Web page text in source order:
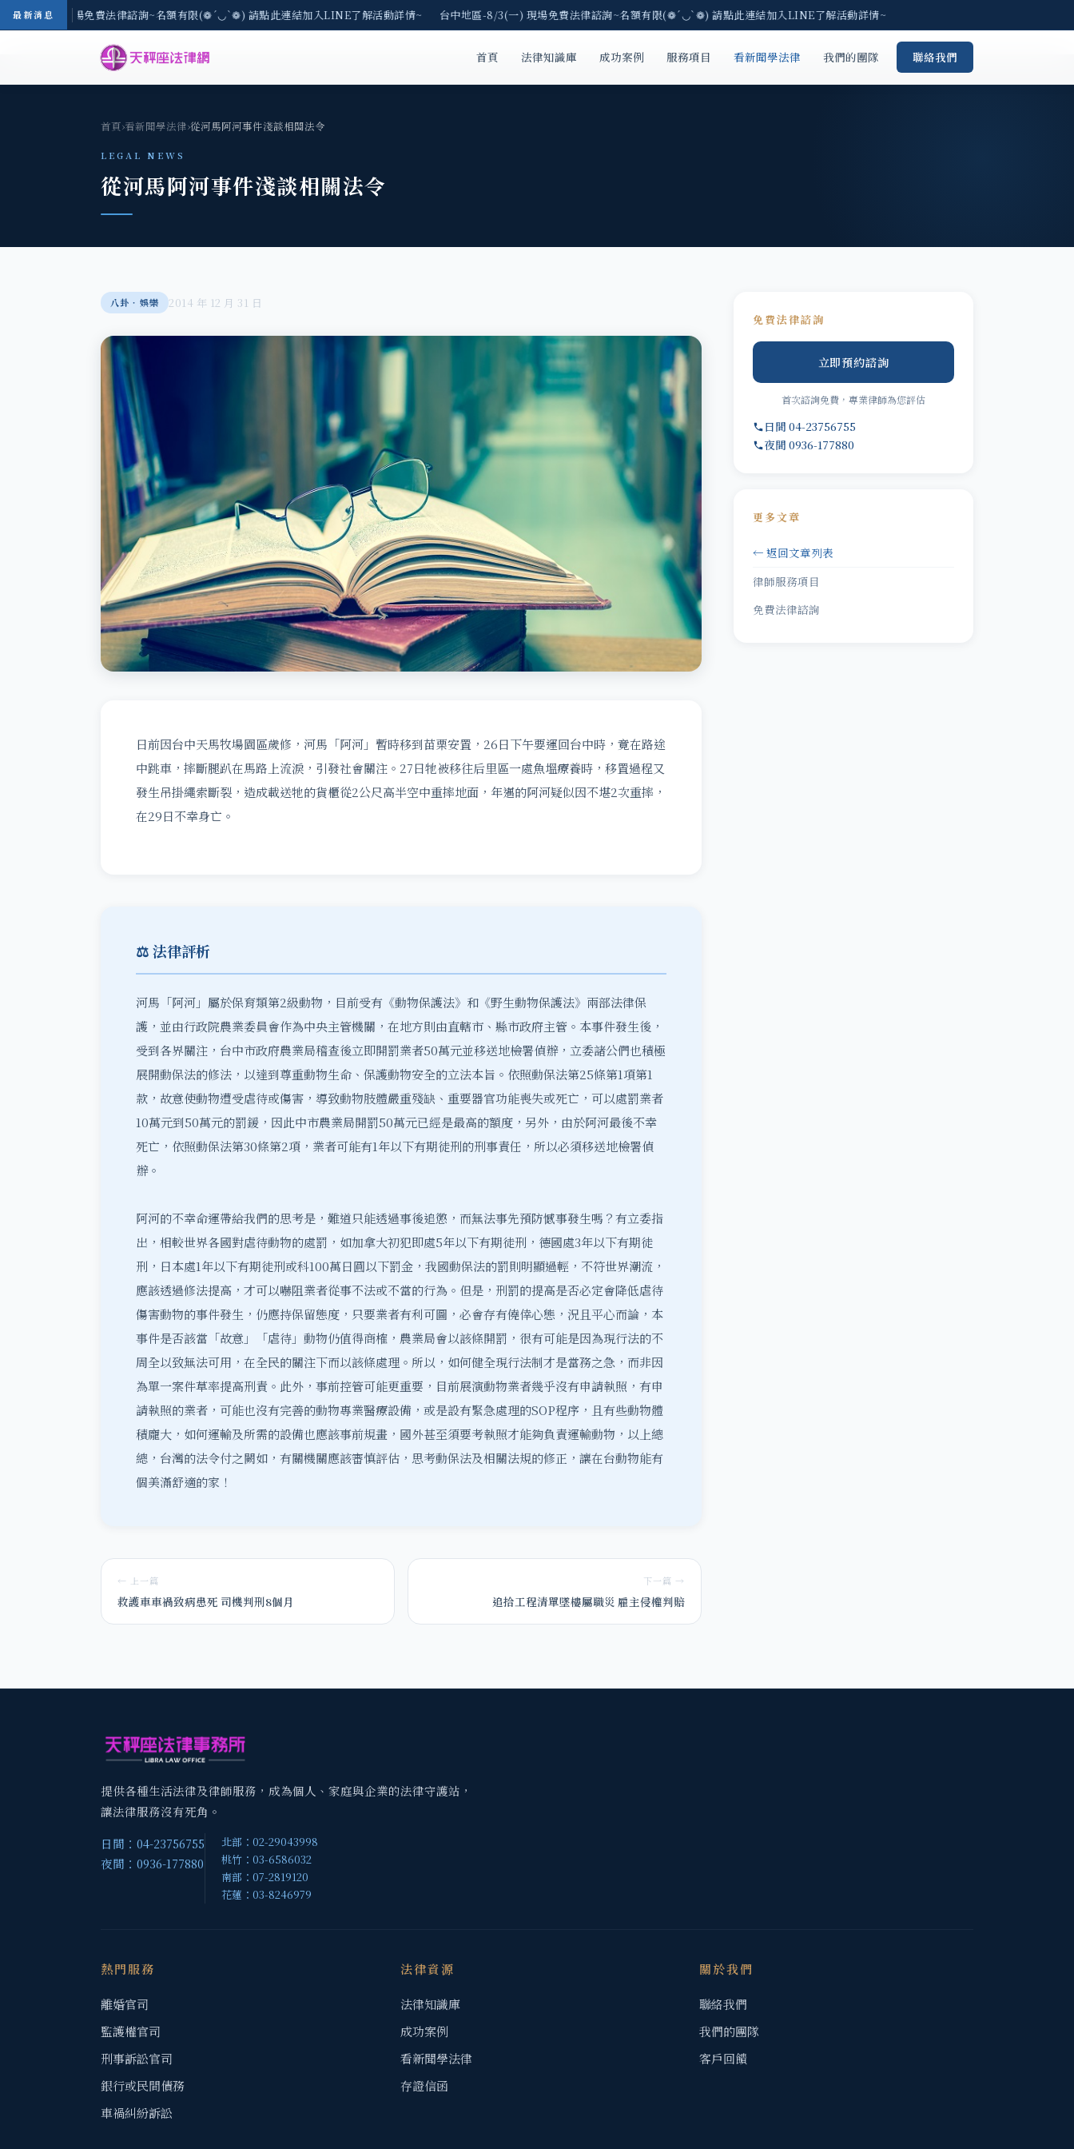
最新消息
-8/3(一) 現場免費法律諮詢~名額有限(❁´◡`❁) 請點此連結加入LINE了解活動詳情~ 台中地區-8/3(一) 現場免費法律諮詢~名額有限(❁´◡`❁) 請點此連結加入LINE了解活動詳情~
首頁 法律知識庫 成功案例 服務項目 看新聞學法律 我們的團隊 聯絡我們
首頁›看新聞學法律›從河馬阿河事件淺談相關法令
LEGAL NEWS
從河馬阿河事件淺談相關法令
八卦‧娛樂 2014 年 12 月 31 日
日前因台中天馬牧場園區歲修，河馬「阿河」暫時移到苗栗安置，26日下午要運回台中時，竟在路途
中跳車，摔斷腿趴在馬路上流淚，引發社會關注。27日牠被移往后里區一處魚塭療養時，移置過程又
發生吊掛繩索斷裂，造成載送牠的貨櫃從2公尺高半空中重摔地面，年邁的阿河疑似因不堪2次重摔，
在29日不幸身亡。
⚖️ 法律評析
河馬「阿河」屬於保育類第2級動物，目前受有《動物保護法》和《野生動物保護法》兩部法律保
護，並由行政院農業委員會作為中央主管機關，在地方則由直轄市、縣市政府主管。本事件發生後，
受到各界關注，台中市政府農業局稽查後立即開罰業者50萬元並移送地檢署偵辦，立委諸公們也積極
展開動保法的修法，以達到尊重動物生命、保護動物安全的立法本旨。依照動保法第25條第1項第1
款，故意使動物遭受虐待或傷害，導致動物肢體嚴重殘缺、重要器官功能喪失或死亡，可以處罰業者
10萬元到50萬元的罰鍰，因此中市農業局開罰50萬元已經是最高的額度，另外，由於阿河最後不幸
死亡，依照動保法第30條第2項，業者可能有1年以下有期徒刑的刑事責任，所以必須移送地檢署偵
辦。
阿河的不幸命運帶給我們的思考是，難道只能透過事後追懲，而無法事先預防憾事發生嗎？有立委指
出，相較世界各國對虐待動物的處罰，如加拿大初犯即處5年以下有期徒刑，德國處3年以下有期徒
刑，日本處1年以下有期徒刑或科100萬日圓以下罰金，我國動保法的罰則明顯過輕，不符世界潮流，
應該透過修法提高，才可以嚇阻業者從事不法或不當的行為。但是，刑罰的提高是否必定會降低虐待
傷害動物的事件發生，仍應持保留態度，只要業者有利可圖，必會存有僥倖心態，況且平心而論，本
事件是否該當「故意」「虐待」動物仍值得商榷，農業局會以該條開罰，很有可能是因為現行法的不
周全以致無法可用，在全民的關注下而以該條處理。所以，如何健全現行法制才是當務之急，而非因
為單一案件草率提高刑責。此外，事前控管可能更重要，目前展演動物業者幾乎沒有申請執照，有申
請執照的業者，可能也沒有完善的動物專業醫療設備，或是設有緊急處理的SOP程序，且有些動物體
積龐大，如何運輸及所需的設備也應該事前規畫，國外甚至須要考執照才能夠負責運輸動物，以上總
總，台灣的法令付之闕如，有關機關應該審慎評估，思考動保法及相關法規的修正，讓在台動物能有
個美滿舒適的家！
← 上一篇
救護車車禍致病患死 司機判刑8個月
下一篇 →
追拾工程清單墜樓屬職災 雇主侵權判賠
免費法律諮詢
立即預約諮詢
首次諮詢免費，專業律師為您評估
日間 04-23756755
夜間 0936-177880
更多文章
← 返回文章列表
律師服務項目
免費法律諮詢
提供各種生活法律及律師服務，成為個人、家庭與企業的法律守護站，
讓法律服務沒有死角。
日間：04-23756755
夜間：0936-177880
北部：02-29043998
桃竹：03-6586032
南部：07-2819120
花蓮：03-8246979
熱門服務
離婚官司
監護權官司
刑事訴訟官司
銀行或民間債務
車禍糾紛訴訟
法律資源
法律知識庫
成功案例
看新聞學法律
存證信函
關於我們
聯絡我們
我們的團隊
客戶回饋